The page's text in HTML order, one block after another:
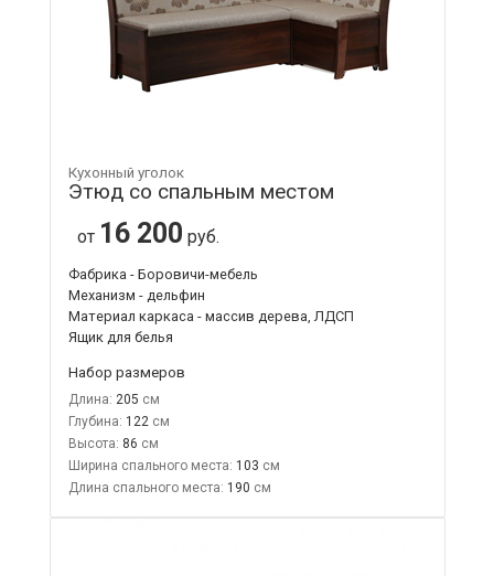
Кухонный уголок
Этюд со спальным местом
от 16 200 руб.
Фабрика - Боровичи-мебель
Механизм - дельфин
Материал каркаса - массив дерева, ЛДСП
Ящик для белья
Набор размеров
Длина: 205
Глубина: 122
Высота: 86
Ширина спального места: 103
Длина спального места: 190